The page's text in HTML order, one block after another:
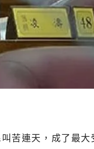
苦連天，成了最